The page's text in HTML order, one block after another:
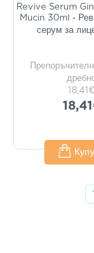
Revive Serum
Mucin 30ml -
серум за
18,41€
1